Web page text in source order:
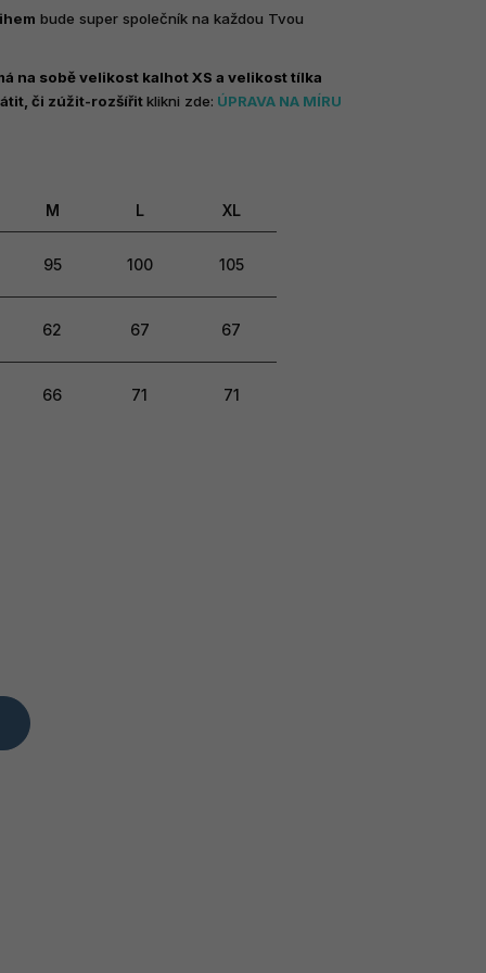
bude super společník na každou Tvou
na sobě velikost kalhot XS a velikost tílka
či zúžit-rozšířitklikni zde: ÚPRAVA NA MÍRU
M L XL
95 100 105
62 67 67
66 71 71